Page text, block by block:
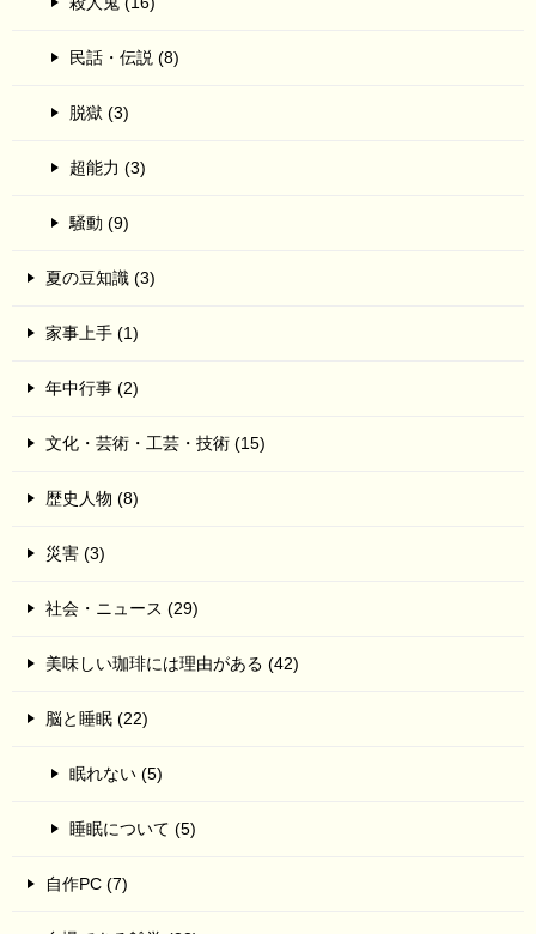
民話・伝説 (8)
脱獄 (3)
超能力 (3)
騒動 (9)
夏の豆知識 (3)
家事上手 (1)
年中行事 (2)
文化・芸術・工芸・技術 (15)
歴史人物 (8)
災害 (3)
社会・ニュース (29)
美味しい珈琲には理由がある (42)
脳と睡眠 (22)
眠れない (5)
睡眠について (5)
自作PC (7)